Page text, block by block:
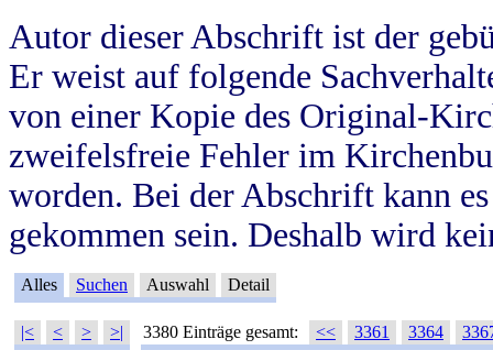
Autor dieser Abschrift ist der
Er weist auf folgende
von einer Kopie des Original-
zweifelsfreie Fehler im
worden. Bei der Abschrift kann
gekommen sein. Deshalb wird
Alles Suchen Auswahl Detail
|< < > >| 3380 Einträge gesamt: << 3361 3364